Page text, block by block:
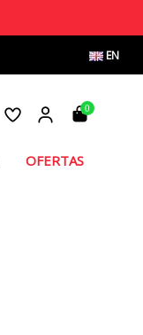
EN
0
OFERTAS